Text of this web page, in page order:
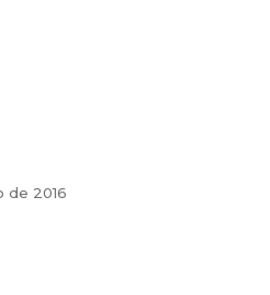
de 2016